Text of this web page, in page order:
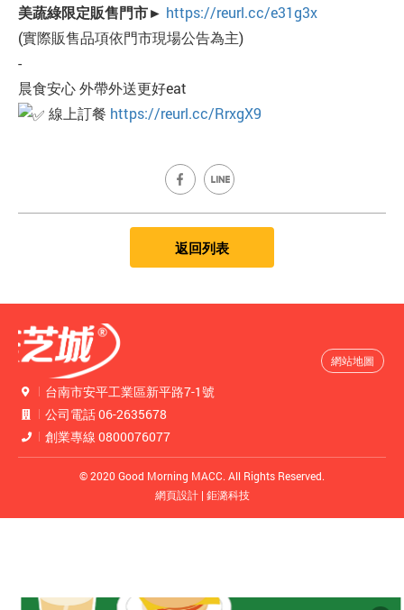
美蔬綠限定販售門市► https://reurl.cc/e31g3x
(實際販售品項依門市現場公告為主)
-
晨食安心 外帶外送更好eat
線上訂餐 https://reurl.cc/RrxgX9
返回列表
台南市安平工業區新平路7-1號
公司電話06-2635678
創業專線 0800076077
© 2020 Good Morning MACC. All Rights Reserved.
網頁設計| 鉅潞科技
網站地圖